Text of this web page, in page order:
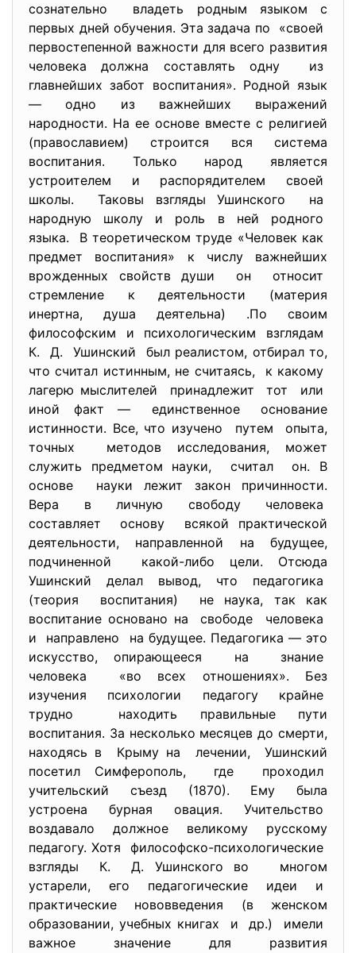
сознательно владеть родным языком с
первых дней обучения. Эта задача по «своей
первостепенной важности для всего развития
человека должна составлять одну из
главнейших забот воспитания». Родной язык
— одно из важнейших выражений
народности. На ее основе вместе с религией
(православием) строится вся система
воспитания. Только народ является
устроителем и распорядителем своей
школы. Таковы взгляды Ушинского на
народную школу и роль в ней родного
языка. В теоретическом труде «Человек как
предмет воспитания» к числу важнейших
врожденных свойств души он относит
стремление к деятельности (материя
инертна, душа деятельна) .По своим
философским и психологическим взглядам
К. Д. Ушинский был реалистом, отбирал то,
что считал истинным, не считаясь, к какому
лагерю мыслителей принадлежит тот или
иной факт — единственное основание
истинности. Все, что изучено путем опыта,
точных методов исследования, может
служить предметом науки, считал он. В
основе науки лежит закон причинности.
Вера в личную свободу человека
составляет основу всякой практической
деятельности, направленной на будущее,
подчиненной какой-либо цели. Отсюда
Ушинский делал вывод, что педагогика
(теория воспитания) не наука, так как
воспитание основано на свободе человека
и направлено на будущее. Педагогика — это
искусство, опирающееся на знание
человека «во всех отношениях». Без
изучения психологии педагогу крайне
трудно находить правильные пути
воспитания. За несколько месяцев до смерти,
находясь в Крыму на лечении, Ушинский
посетил Симферополь, где проходил
учительский съезд (1870). Ему была
устроена бурная овация. Учительство
воздавало должное великому русскому
педагогу. Хотя философско-психологические
взгляды К. Д. Ушинского во многом
устарели, его педагогические идеи и
практические нововведения (в женском
образовании, учебных книгах и др.) имели
важное значение для развития